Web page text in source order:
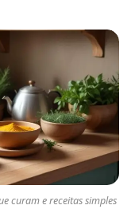
curam e receitas simples